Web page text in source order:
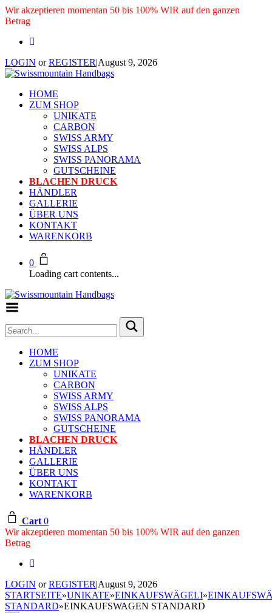
Wir akzeptieren momentan 50 bis 100% WIR auf den ganzen
Betrag
LOGIN orREGISTER|August 9, 2026
HOME
ZUM SHOP
UNIKATE
CARBON
SWISS ARMY
SWISS ALPS
SWISS PANORAMA
GUTSCHEINE
BLACHEN DRUCK
HÄNDLER
GALLERIE
ÜBER UNS
KONTAKT
WARENKORB
0
Loading cart contents...
HOME
ZUM SHOP
UNIKATE
CARBON
SWISS ARMY
SWISS ALPS
SWISS PANORAMA
GUTSCHEINE
BLACHEN DRUCK
HÄNDLER
GALLERIE
ÜBER UNS
KONTAKT
WARENKORB
Cart 0
Wir akzeptieren momentan 50 bis 100% WIR auf den ganzen
Betrag
LOGIN orREGISTER|August 9, 2026
STARTSEITE»UNIKATE»EINKAUFSWÄGELI»
STANDARD»EINKAUFSWAGEN STANDARD